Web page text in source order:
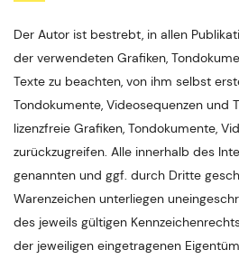
Der Autor ist bestrebt, in allen
der verwendeten Grafiken,
Texte zu beachten, von ihm selbst
Tondokumente, Videosequenzen und
lizenzfreie Grafiken, Tondokumente,
zurückzugreifen. Alle innerhalb des
genannten und ggf. durch Dritte
Warenzeichen unterliegen
des jeweils gültigen
der jeweiligen eingetragenen